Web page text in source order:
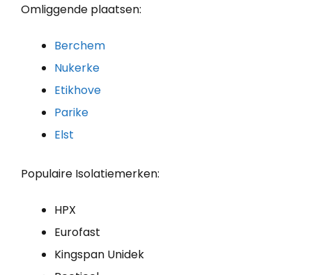
Omliggende plaatsen:
Berchem
Nukerke
Etikhove
Parike
Elst
Populaire Isolatiemerken:
HPX
Eurofast
Kingspan Unidek